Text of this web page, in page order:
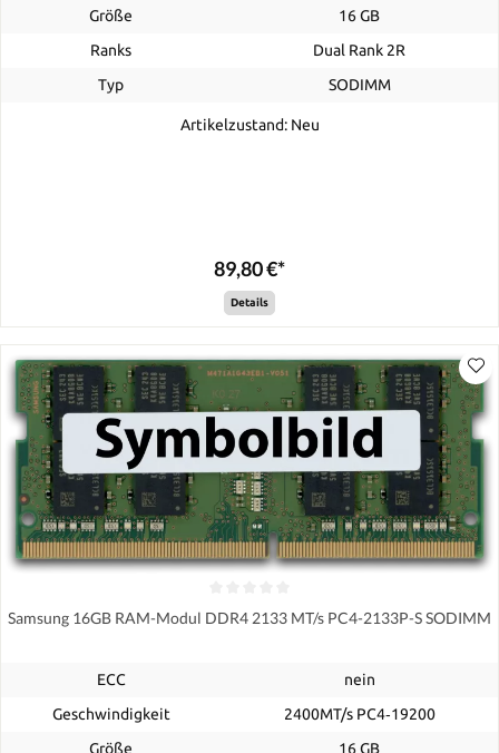
Größe
16 GB
Ranks
Dual Rank 2R
Typ
SODIMM
Artikelzustand: Neu
89,80 €*
Details
Samsung 16GB RAM-Modul DDR4 2133 MT/s PC4-2133P-S SODIMM
ECC
nein
Geschwindigkeit
2400MT/s PC4‑19200
Größe
16 GB